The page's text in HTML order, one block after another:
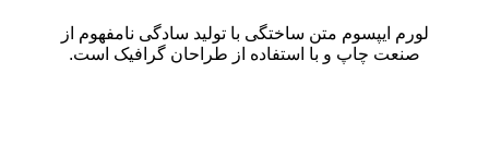
لورم ایپسوم متن ساختگی با تولید سادگی نامفهوم از
صنعت چاپ و با استفاده از طراحان گرافیک است.